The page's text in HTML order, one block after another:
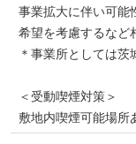
事業拡大に伴い可能
希望を考慮するなど
＊事業所としては茨
＜受動喫煙対策＞
敷地内喫煙可能場所